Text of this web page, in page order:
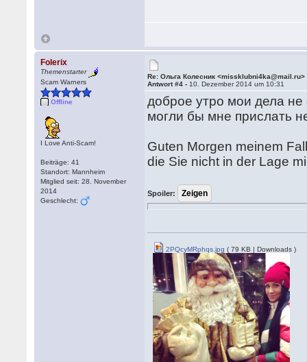
Folerix
Themenstarter
Scam Warners
Offline
I Love Anti-Scam!
Beiträge: 41
Standort: Mannheim
Mitglied seit: 28. November
2014
Geschlecht:
Re: Ольга Колесник <missklubni4ka@mail.ru>
Antwort #4 - 10. Dezember 2014 um 10:31
доброе утро мои дела
могли бы мне прислать
Guten Morgen meinem
die Sie nicht in der Lage
Spoiler:
2PQcyMRphqs.jpg ( 79 KB | Downloads )